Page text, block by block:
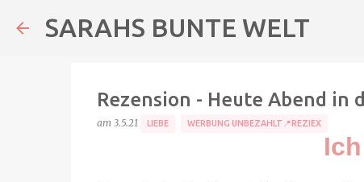
SARAHS BUNTE WELT
Rezension - Heute Abend in
am 3.5.21 LIEBE WERBUNG UNBEZAHLT📍REZIEX